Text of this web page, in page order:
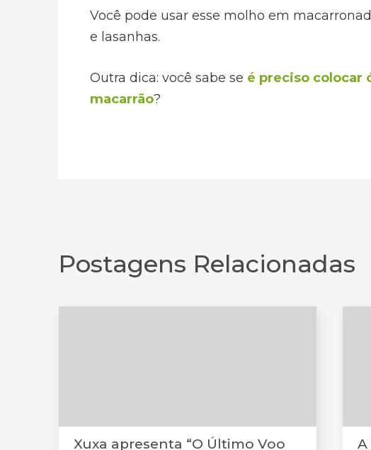
Você pode usar esse molho em
e lasanhas.
Outra dica: você sabe se é preciso colocar
macarrão?
Postagens Relacionadas
Xuxa apresenta “O Último Voo
A